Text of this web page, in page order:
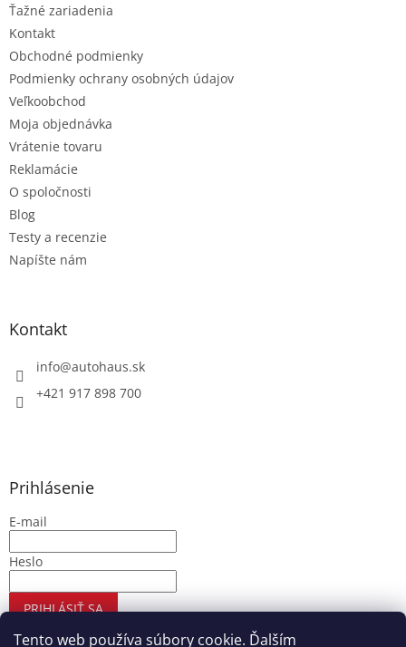
Tento web používa súbory cookie. Ďalším
Ťažné zariadenia
Kontakt
Obchodné podmienky
Podmienky ochrany osobných údajov
Veľkoobchod
Moja objednávka
Vrátenie tovaru
Reklamácie
O spoločnosti
Blog
Testy a recenzie
Napíšte nám
Kontakt
info@autohaus.sk
+421 917 898 700
Prihlásenie
E-mail
Heslo
PRIHLÁSIŤ SA
Nová registrácia Zabudnuté heslo